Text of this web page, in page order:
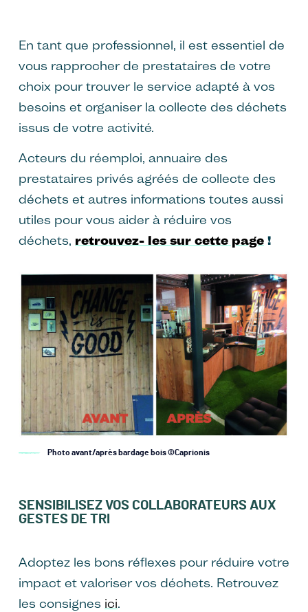
En tant que professionnel, il est essentiel de
vous rapprocher de prestataires de votre
choix pour trouver le service adapté à vos
besoins et organiser la collecte des déchets
issus de votre activité.
Acteurs du réemploi, annuaire des
prestataires privés agréés de collecte des
déchets et autres informations toutes aussi
utiles pour vous aider à réduire vos
déchets, retrouvez- les sur cette page !
Image
Photo avant/après bardage bois ©Caprionis
SENSIBILISEZ VOS COLLABORATEURS AUX
GESTES DE TRI
Adoptez les bons réflexes pour réduire votre
impact et valoriser vos déchets. Retrouvez
les consignes ici.